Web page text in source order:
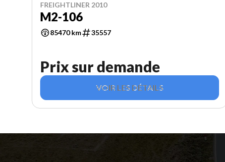
FREIGHTLINER 2010
M2-106
85470 km 35557
Prix sur demande
VOIR LES DÉTAILS